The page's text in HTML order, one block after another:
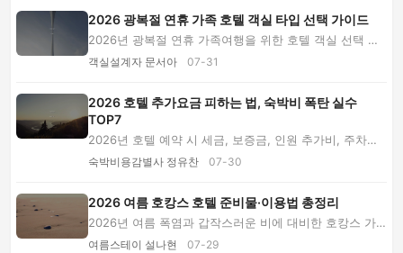
2026 광복절 연휴 가족 호텔 객실 타입 선택 가이드
2026년 광복절 연휴 가족여행을 위한 호텔 객실 선택 가
이드입니다. 스탠다드·패밀리 트윈·스위트·커넥...
객실설계자 문서아 07-31
2026 호텔 추가요금 피하는 법, 숙박비 폭탄 실수
TOP7
2026년 호텔 예약 시 세금, 보증금, 인원 추가비, 주차비,
리조트피로 숙박비가 불어나는 실패 사례를 ...
숙박비용감별사 정유찬 07-30
2026 여름 호캉스 호텔 준비물·이용법 총정리
2026년 여름 폭염과 갑작스러운 비에 대비한 호캉스 가
이드입니다. 호텔 예약 후 준비물부터 수영장·조...
여름스테이 설나현 07-29